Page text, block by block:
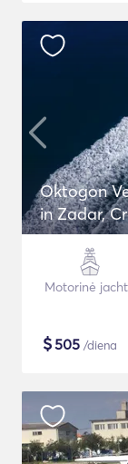
Oktogon
in Zadar,
Motorinė
$505 /diena